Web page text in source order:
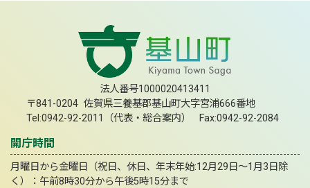
法人番号1000020413411
〒841-0204 佐賀県三養基郡基山町大字宮浦666番地
Tel:0942-92-2011（代表・総合案内） Fax:0942-92-2084
開庁時間
月曜日から金曜日（祝日、休日、年末年始:12月29日～1月3日除
く）：午前8時30分から午後5時15分まで